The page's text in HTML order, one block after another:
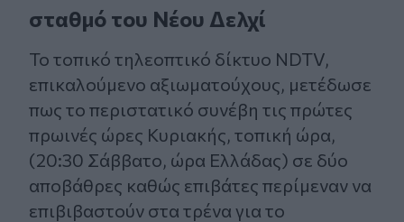
σταθμό του Νέου Δελχί
Το τοπικό τηλεοπτικό δίκτυο NDTV,
επικαλούμενο αξιωματούχους, μετέδωσε
πως το περιστατικό συνέβη τις πρώτες
πρωινές ώρες Κυριακής, τοπική ώρα,
(20:30 Σάββατο, ώρα Ελλάδας) σε δύο
αποβάθρες καθώς επιβάτες περίμεναν να
επιβιβαστούν στα τρένα για το